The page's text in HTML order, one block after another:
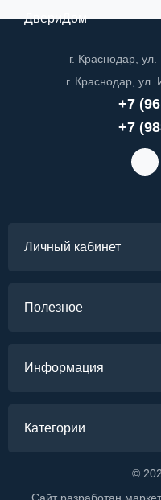
ДвериДом
г. Краснодар,
г. Краснодар,
+7
+7
Личный кабинет
Полезное
Информация
Категории
©